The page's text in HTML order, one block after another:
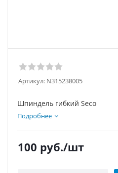
Артикул: N315238005
Шпиндель гибкий Seco
Подробнее
100 руб./шт